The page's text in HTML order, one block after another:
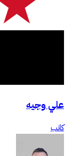
علي وجيه
كاتب